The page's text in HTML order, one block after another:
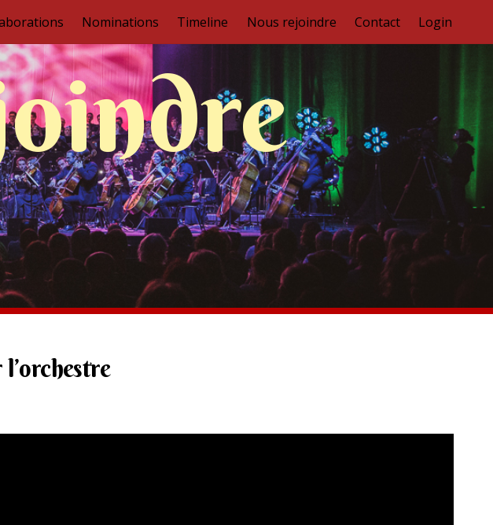
Nominations Timeline Nous rejoindre Contact Login